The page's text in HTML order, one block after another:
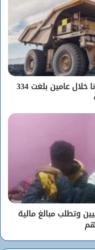
مداخل الصناعات الإستخراجية ببلادنا خلال عامين بلغت 334
وتطلب مبالغ مالية